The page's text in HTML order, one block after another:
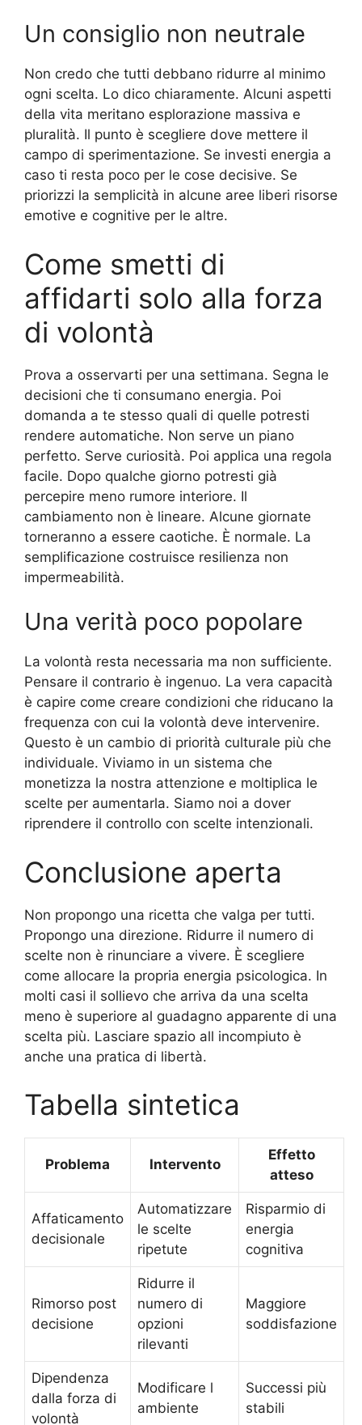
Un consiglio non neutrale
Non credo che tutti debbano ridurre al minimo
ogni scelta. Lo dico chiaramente. Alcuni aspetti
della vita meritano esplorazione massiva e
pluralità. Il punto è scegliere dove mettere il
campo di sperimentazione. Se investi energia a
caso ti resta poco per le cose decisive. Se
priorizzi la semplicità in alcune aree liberi risorse
emotive e cognitive per le altre.
Come smetti di
affidarti solo alla forza
di volontà
Prova a osservarti per una settimana. Segna le
decisioni che ti consumano energia. Poi
domanda a te stesso quali di quelle potresti
rendere automatiche. Non serve un piano
perfetto. Serve curiosità. Poi applica una regola
facile. Dopo qualche giorno potresti già
percepire meno rumore interiore. Il
cambiamento non è lineare. Alcune giornate
torneranno a essere caotiche. È normale. La
semplificazione costruisce resilienza non
impermeabilità.
Una verità poco popolare
La volontà resta necessaria ma non sufficiente.
Pensare il contrario è ingenuo. La vera capacità
è capire come creare condizioni che riducano la
frequenza con cui la volontà deve intervenire.
Questo è un cambio di priorità culturale più che
individuale. Viviamo in un sistema che
monetizza la nostra attenzione e moltiplica le
scelte per aumentarla. Siamo noi a dover
riprendere il controllo con scelte intenzionali.
Conclusione aperta
Non propongo una ricetta che valga per tutti.
Propongo una direzione. Ridurre il numero di
scelte non è rinunciare a vivere. È scegliere
come allocare la propria energia psicologica. In
molti casi il sollievo che arriva da una scelta
meno è superiore al guadagno apparente di una
scelta più. Lasciare spazio all incompiuto è
anche una pratica di libertà.
Tabella sintetica
Problema Intervento
Effetto
atteso
Affaticamento
decisionale
Automatizzare
le scelte
ripetute
Risparmio di
energia
cognitiva
Rimorso post
decisione
Ridurre il
numero di
opzioni
rilevanti
Maggiore
soddisfazione
Dipendenza
dalla forza di
volontà
Modificare l
ambiente
Successi più
stabili